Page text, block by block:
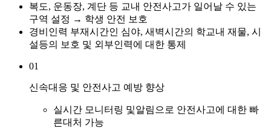
복도, 운동장, 계단 등 교내 안전사고가 일어날 수 있는
구역 설정 → 학생 안전 보호
경비인력 부재시간인 심야, 새벽시간의 학교내 재물, 시
설등의 보호 및 외부인력에 대한 통제
01
신속대응 및 안전사고 예방 향상
실시간 모니터링 및알림으로 안전사고에 대한 빠
른대처 가능